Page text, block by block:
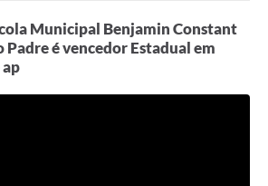
Municipal Benjamin Constant
é vencedor Estadual em